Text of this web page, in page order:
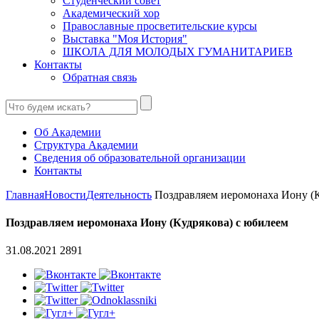
Академический хор
Православные просветительские курсы
Выставка "Моя История"
ШКОЛА ДЛЯ МОЛОДЫХ ГУМАНИТАРИЕВ
Контакты
Обратная связь
Об Академии
Структура Академии
Сведения об образовательной организации
Контакты
ГлавнаяНовостиДеятельность Поздравляем иеромонаха Иону
Поздравляем иеромонаха Иону (Кудрякова) с юбилеем
31.08.2021 2891